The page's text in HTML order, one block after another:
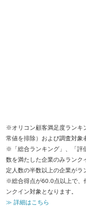
※オリコン顧客満足度ランキ
常値を排除）および調査対象
※「総合ランキング」、「評
数を満たした企業のみランク
定人数の半数以上の企業がラ
※総合得点が60.0点以上で、
ンクイン対象となります。
≫ 詳細はこちら